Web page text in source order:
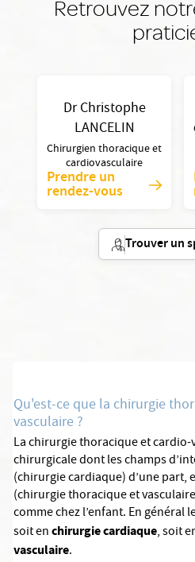
Retrouvez
Dr Christophe
LANCELIN
Chirurgien thoracique et
cardiovasculaire
Prendre un
rendez-vous
Trouver un
Qu'est-ce que la chirurgie
vasculaire ?
La chirurgie thoracique et
chirurgicale dont les champs
(chirurgie cardiaque) d’une part,
(chirurgie thoracique et
comme chez l’enfant. En général
soit enchirurgie cardiaque, soit
vasculaire.